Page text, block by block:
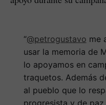
“@petrogustavo me
usar la memoria de
lo apoyamos en
traquetos. Además
al pueblo que lo